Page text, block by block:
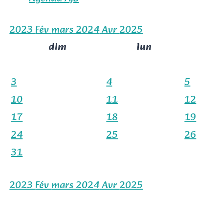
2023Févmars 2024Avr2025
dim
lun
3
4 5
10
11 12
17
18 19
24
25 26
31
2023Févmars 2024Avr2025